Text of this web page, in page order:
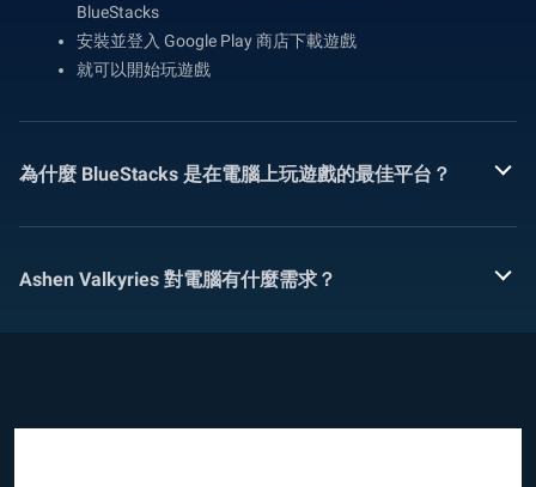
BlueStacks
安裝並登入 Google Play 商店下載遊戲
就可以開始玩遊戲
為什麼 BlueStacks 是在電腦上玩遊戲的最佳平台？
Ashen Valkyries 對電腦有什麼需求？